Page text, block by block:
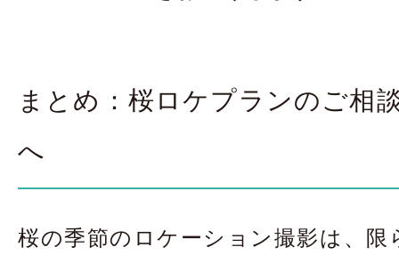
まとめ：桜ロケプランのご相
へ
桜の季節のロケーション撮影は、限